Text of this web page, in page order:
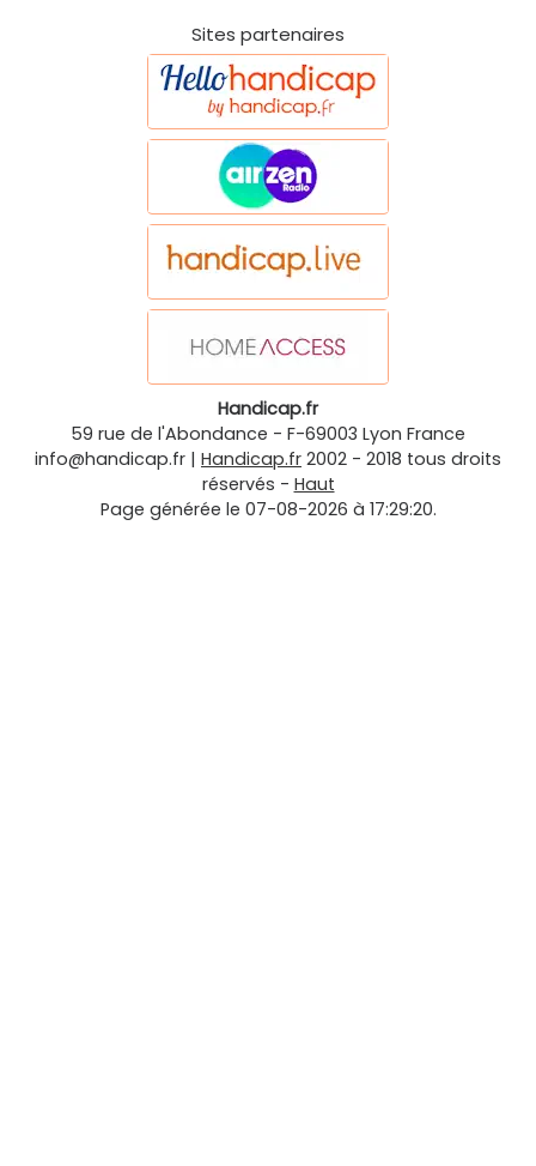
Sites partenaires
Handicap.fr
59 rue de l'Abondance - F-69003 Lyon France
info@handicap.fr | Handicap.fr 2002 - 2018 tous droits
réservés - Haut
Page générée le 07-08-2026 à 17:29:20.